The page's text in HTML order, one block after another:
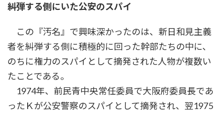
糾弾する側にいた公安のスパイ
この『汚名』で興味深かったのは、新日和見主義
者を糾弾する側に積極的に回った幹部たちの中に、
のちに権力のスパイとして摘発された人物が複数い
たことである。
1974年、前民青中央常任委員で大阪府委員長であ
ったＫが公安警察のスパイとして摘発され、翌1975